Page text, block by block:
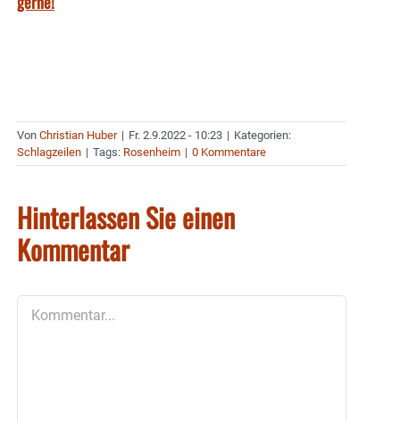
Von Christian Huber | Fr. 2.9.2022 - 10:23 | Kategorien:
Schlagzeilen | Tags: Rosenheim | 0 Kommentare
Hinterlassen Sie einen
Kommentar